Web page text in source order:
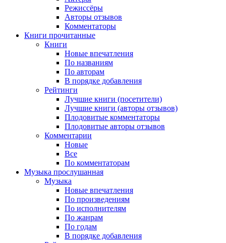
Режиссёры
Авторы отзывов
Комментаторы
Книги прочитанные
Книги
Новые впечатления
По названиям
По авторам
В порядке добавления
Рейтинги
Лучшие книги (посетители)
Лучшие книги (авторы отзывов)
Плодовитые комментаторы
Плодовитые авторы отзывов
Комментарии
Новые
Все
По комментаторам
Музыка прослушанная
Музыка
Новые впечатления
По произведениям
По исполнителям
По жанрам
По годам
В порядке добавления